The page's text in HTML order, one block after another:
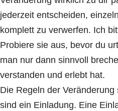
jederzeit entscheiden,
komplett zu verwerfen. Ich
Probiere sie aus, bevor du
man nur dann sinnvoll
verstanden und erlebt hat.
Die Regeln der
sind ein Einladung. Eine